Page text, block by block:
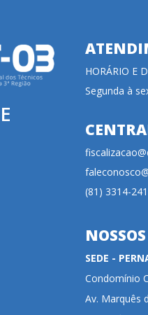
HORÁRIO E
Segunda à
(81) 3314-
SEDE -
Condomínio
Av. Marquês